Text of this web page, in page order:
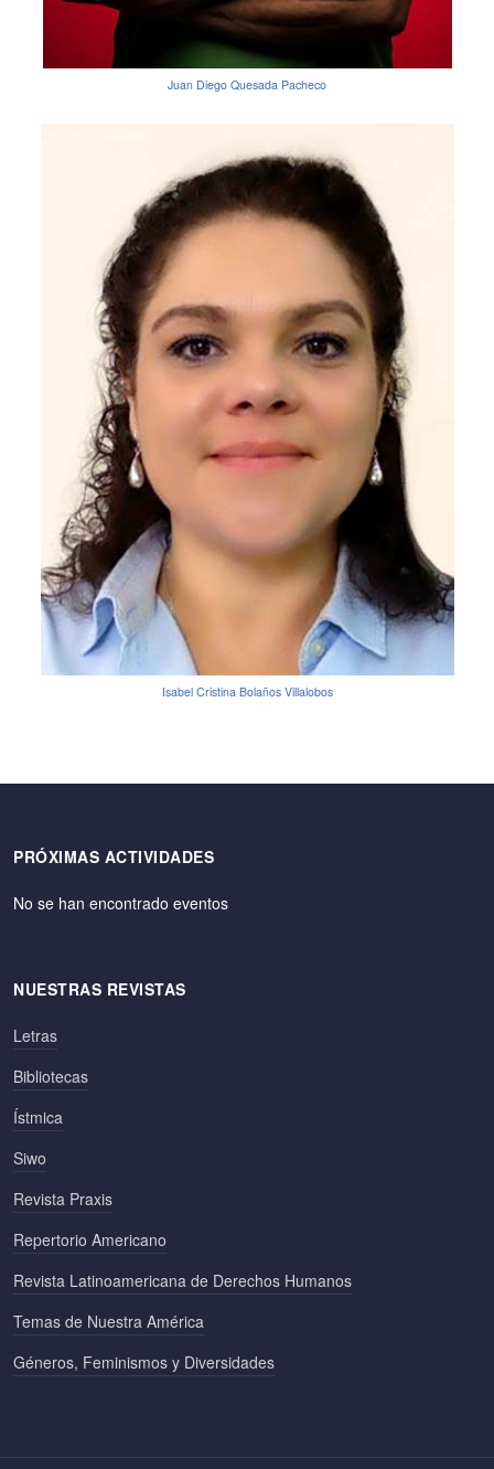
Juan Diego Quesada Pacheco
Isabel Cristina Bolaños Villalobos
PRÓXIMAS ACTIVIDADES
No se han encontrado eventos
NUESTRAS REVISTAS
Letras
Bibliotecas
Ístmica
Siwo
Revista Praxis
Repertorio Americano
Revista Latinoamericana de Derechos Humanos
Temas de Nuestra América
Géneros, Feminismos y Diversidades